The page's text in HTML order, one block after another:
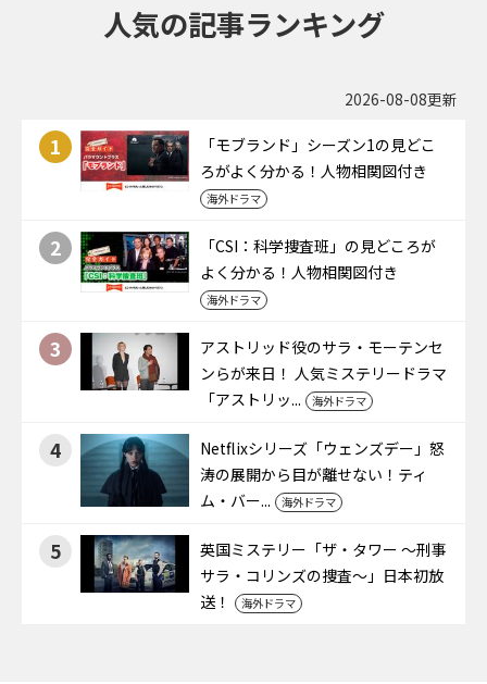
人気の記事ランキング
2026-08-08更新
1
「モブランド」シーズン1の見どこ
ろがよく分かる！人物相関図付き
海外ドラマ
2
「CSI：科学捜査班」の見どころが
よく分かる！人物相関図付き
海外ドラマ
3
アストリッド役のサラ・モーテンセ
ンらが来日！ 人気ミステリードラマ
「アストリッ...
海外ドラマ
4
Netflixシリーズ「ウェンズデー」怒
涛の展開から目が離せない！ティ
ム・バー...
海外ドラマ
5
英国ミステリー「ザ・タワー ～刑事
サラ・コリンズの捜査～」日本初放
送！
海外ドラマ